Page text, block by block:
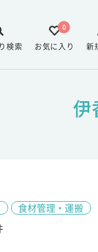
新
0
お気に入り
検索
伊
食材管理・運搬